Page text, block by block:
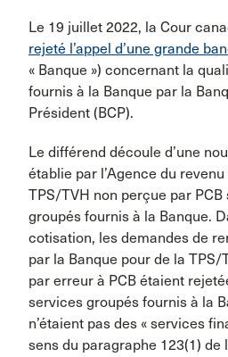
Le 19 juillet 2022, la Cour
rejeté l’appel d’une grande
« Banque ») concernant la
fournis à la Banque par la
Président (BCP).
Le différend découle d’une
établie par l’Agence du
TPS/TVH non perçue par
groupés fournis à la Banque.
cotisation, les demandes de
par la Banque pour de la TPS/
par erreur à PCB étaient
services groupés fournis à la
n’étaient pas des « services
sens du paragraphe 123(1) de